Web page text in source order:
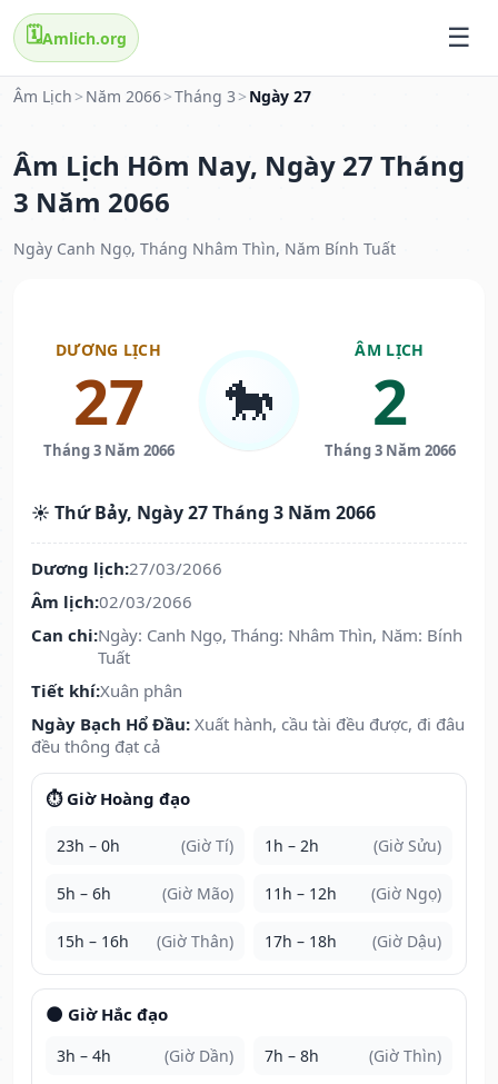
🗓️Amlich.org
Âm Lịch > Năm 2066>Tháng 3 > Ngày 27
Âm Lịch Hôm Nay, Ngày 27 Tháng
3 Năm 2066
Ngày Canh Ngọ, Tháng Nhâm Thìn, Năm Bính Tuất
DƯƠNG LỊCH
27
Tháng 3 Năm 2066
🐎
ÂM LỊCH
2
Tháng 3 Năm 2066
☀️ Thứ Bảy, Ngày 27 Tháng 3 Năm 2066
Dương lịch:27/03/2066
Âm lịch:02/03/2066
Can chi:Ngày: Canh Ngọ, Tháng: Nhâm Thìn, Năm: Bính
Tuất
Tiết khí:Xuân phân
Ngày Bạch Hổ Đầu: Xuất hành, cầu tài đều được, đi đâu
đều thông đạt cả
⏱️ Giờ Hoàng đạo
23h – 0h (Giờ Tí) 1h – 2h (Giờ Sửu)
5h – 6h (Giờ Mão) 11h – 12h (Giờ Ngọ)
15h – 16h (Giờ Thân) 17h – 18h (Giờ Dậu)
🌑 Giờ Hắc đạo
3h – 4h (Giờ Dần) 7h – 8h (Giờ Thìn)